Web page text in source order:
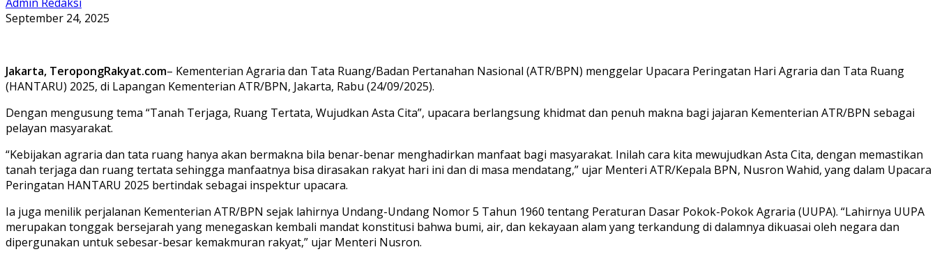
September 24, 2025
Jakarta, TeropongRakyat.com– Kementerian Agraria dan Tata Ruang/Badan Pertanahan Nasional (ATR/BPN) menggelar Upacara Peringatan Hari Agraria dan Tata Ruang
(HANTARU) 2025, di Lapangan Kementerian ATR/BPN, Jakarta, Rabu (24/09/2025).
Dengan mengusung tema “Tanah Terjaga, Ruang Tertata, Wujudkan Asta Cita”, upacara berlangsung khidmat dan penuh makna bagi jajaran Kementerian ATR/BPN sebagai
pelayan masyarakat.
“Kebijakan agraria dan tata ruang hanya akan bermakna bila benar-benar menghadirkan manfaat bagi masyarakat. Inilah cara kita mewujudkan Asta Cita, dengan memastikan
tanah terjaga dan ruang tertata sehingga manfaatnya bisa dirasakan rakyat hari ini dan di masa mendatang,” ujar Menteri ATR/Kepala BPN, Nusron Wahid, yang dalam Upacara
Peringatan HANTARU 2025 bertindak sebagai inspektur upacara.
Ia juga menilik perjalanan Kementerian ATR/BPN sejak lahirnya Undang-Undang Nomor 5 Tahun 1960 tentang Peraturan Dasar Pokok-Pokok Agraria (UUPA). “Lahirnya UUPA
merupakan tonggak bersejarah yang menegaskan kembali mandat konstitusi bahwa bumi, air, dan kekayaan alam yang terkandung di dalamnya dikuasai oleh negara dan
dipergunakan untuk sebesar-besar kemakmuran rakyat,” ujar Menteri Nusron.